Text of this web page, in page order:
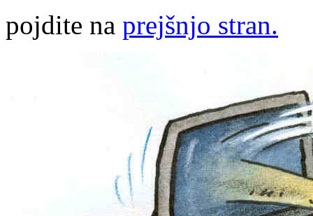
pojdite na prejšnjo stran.